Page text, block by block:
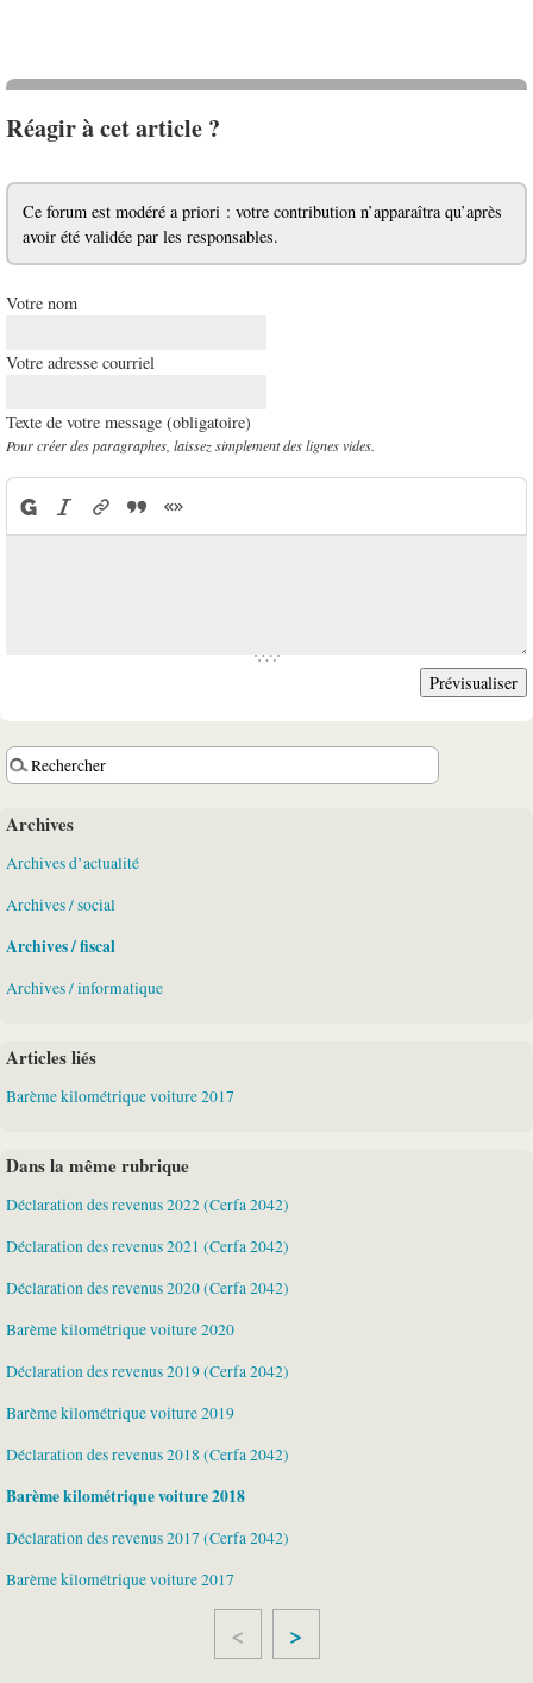
Réagir à cet article ?
Ce forum est modéré a priori : votre contribution n’apparaîtra qu’après
avoir été validée par les responsables.
Votre nom
Votre adresse courriel
Texte de votre message (obligatoire)
Pour créer des paragraphes, laissez simplement des lignes vides.
Archives
Archives d’actualité
Archives / social
Archives / fiscal
Archives / informatique
Articles liés
Barème kilométrique voiture 2017
Dans la même rubrique
Déclaration des revenus 2022 (Cerfa 2042)
Déclaration des revenus 2021 (Cerfa 2042)
Déclaration des revenus 2020 (Cerfa 2042)
Barème kilométrique voiture 2020
Déclaration des revenus 2019 (Cerfa 2042)
Barème kilométrique voiture 2019
Déclaration des revenus 2018 (Cerfa 2042)
Barème kilométrique voiture 2018
Déclaration des revenus 2017 (Cerfa 2042)
Barème kilométrique voiture 2017
>